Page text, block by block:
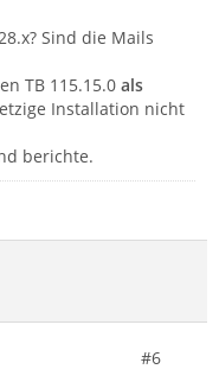
Sind die Mails
TB 115.15.0 als
Installation nicht
berichte.
#6